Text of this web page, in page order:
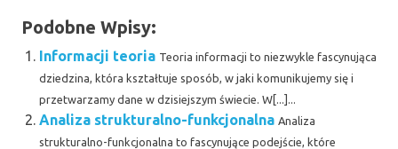
Podobne Wpisy:
Informacji teoria Teoria informacji to niezwykle fascynująca
dziedzina, która kształtuje sposób, w jaki komunikujemy się i
przetwarzamy dane w dzisiejszym świecie. W[...]...
Analiza strukturalno-funkcjonalna Analiza
strukturalno-funkcjonalna to fascynujące podejście, które